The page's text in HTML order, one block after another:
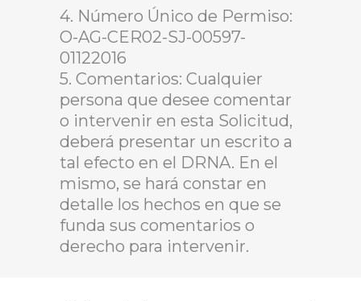
4. Número Único de Permiso:
O-AG-CER02-SJ-00597-
01122016
5. Comentarios: Cualquier
persona que desee comentar
o intervenir en esta Solicitud,
deberá presentar un escrito a
tal efecto en el DRNA. En el
mismo, se hará constar en
detalle los hechos en que se
funda sus comentarios o
derecho para intervenir.